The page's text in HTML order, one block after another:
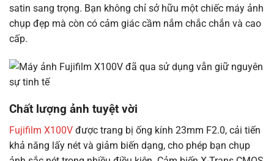
satin sang trọng. Bạn không chỉ sở hữu một chiếc máy ảnh
chụp đẹp mà còn có cảm giác cầm nắm chắc chắn và cao
cấp.
Chất lượng ảnh tuyệt vời
Fujifilm X100V được trang bị ống kính 23mm F2.0, cải tiến
khả năng lấy nét và giảm biến dạng, cho phép bạn chụp